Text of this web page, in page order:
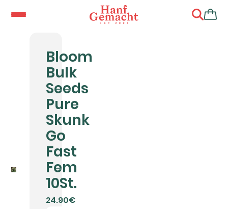
Bloom
Bulk
Seeds
Pure
Skunk
Go
Fast
Fem
10St.
24.90€